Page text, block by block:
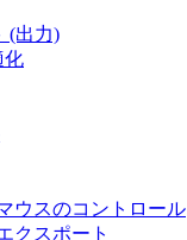
(出力)
化
ウスのコントロール
クスポート